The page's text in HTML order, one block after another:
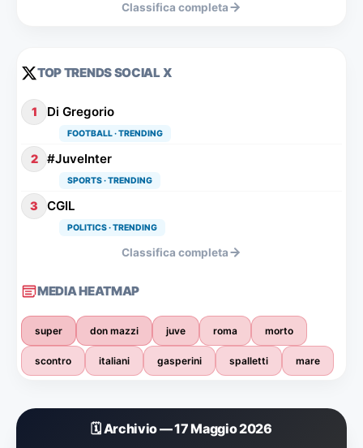
Classifica completa
TOP TRENDS SOCIAL X
1 Di Gregorio
FOOTBALL · TRENDING
2 #JuveInter
SPORTS · TRENDING
3 CGIL
POLITICS · TRENDING
Classifica completa
MEDIA HEATMAP
super don mazzi juve roma morto
scontro italiani gasperini spalletti mare
🗓️ Archivio — 17 Maggio 2026